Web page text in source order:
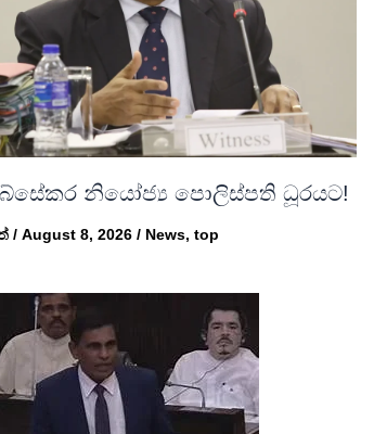
නියෝජ්‍ය පොලිස්පති ධූරයට!
/August 8, 2026/ News,top